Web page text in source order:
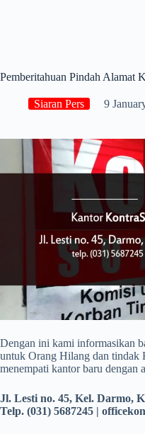
Pemberitahuan Pindah Alamat
Siaran Pers 9
Dengan ini kami informasikan
untuk Orang Hilang dan tindak
menempati kantor baru dengan
Jl. Lesti no. 45, Kel. Darmo,
Telp. (031) 5687245 |